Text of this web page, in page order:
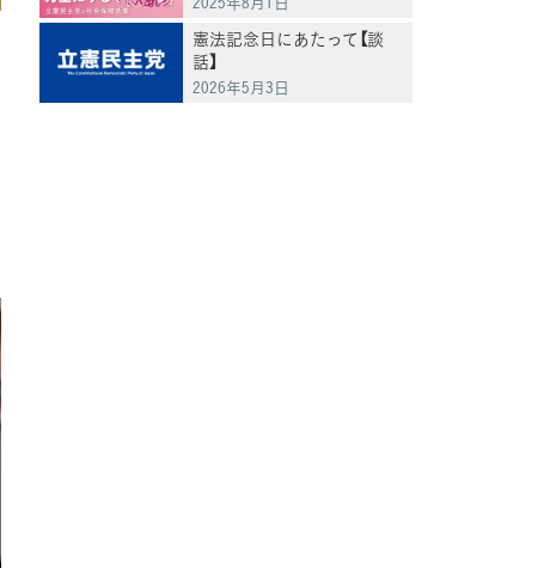
憲法記念日にあたって【談
話】
2026年5月3日